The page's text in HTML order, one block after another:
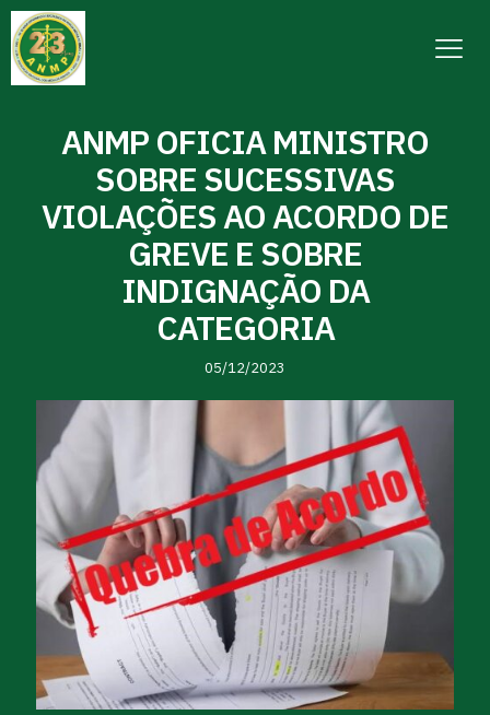
ANMP OFICIA MINISTRO
SOBRE SUCESSIVAS
VIOLAÇÕES AO ACORDO DE
GREVE E SOBRE
INDIGNAÇÃO DA
CATEGORIA
05/12/2023